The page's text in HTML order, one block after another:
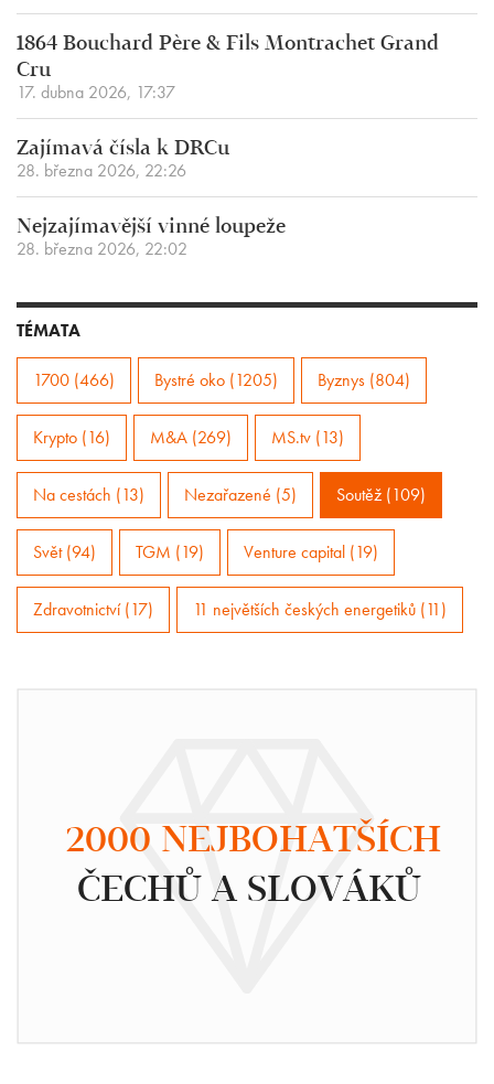
1864 Bouchard Père & Fils Montrachet Grand
Cru
17. dubna 2026, 17:37
Zajímavá čísla k DRCu
28. března 2026, 22:26
Nejzajímavější vinné loupeže
28. března 2026, 22:02
TÉMATA
1700 (466) Bystré oko (1205) Byznys (804)
Krypto (16) M&A (269) MS.tv (13)
Na cestách (13) Nezařazené (5) Soutěž (109)
Svět (94) TGM (19) Venture capital (19)
Zdravotnictví (17) 11 největších českých energetiků (11)
2000 NEJBOHATŠÍCH
ČECHŮ A SLOVÁKŮ